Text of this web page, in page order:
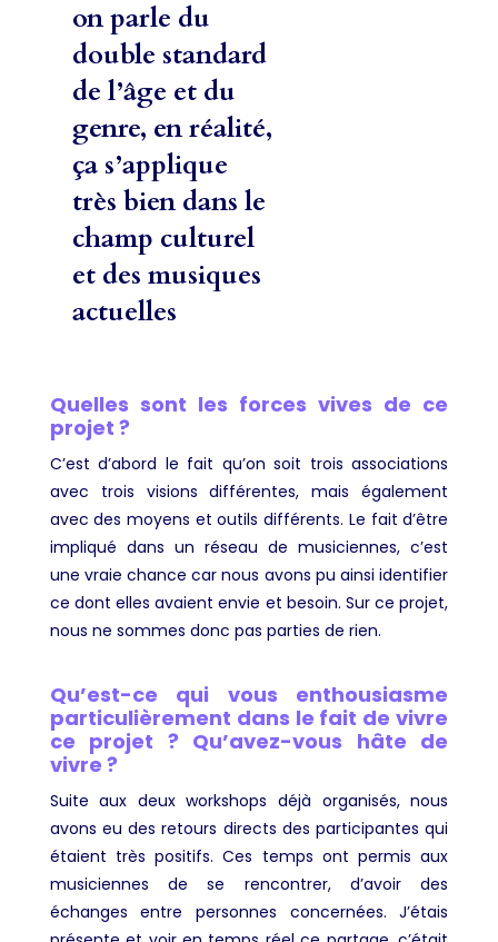
on parle du
double standard
de l’âge et du
genre, en réalité,
ça s’applique
très bien dans le
champ culturel
et des musiques
actuelles
Quelles sont les forces vives de ce
projet ?
C’est d’abord le fait qu’on soit trois associations
avec trois visions différentes, mais également
avec des moyens et outils différents. Le fait d’être
impliqué dans un réseau de musiciennes, c’est
une vraie chance car nous avons pu ainsi identifier
ce dont elles avaient envie et besoin. Sur ce projet,
nous ne sommes donc pas parties de rien.
Qu’est-ce qui vous enthousiasme
particulièrement dans le fait de vivre
ce projet ? Qu’avez-vous hâte de
vivre ?
Suite aux deux workshops déjà organisés, nous
avons eu des retours directs des participantes qui
étaient très positifs. Ces temps ont permis aux
musiciennes de se rencontrer, d’avoir des
échanges entre personnes concernées. J’étais